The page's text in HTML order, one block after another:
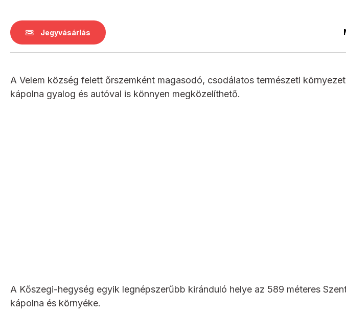
Jegyvásárlás
A Velem község felett őrszemként magasodó, csodálatos természeti
kápolna gyalog és autóval is könnyen megközelíthető.
A Kőszegi-hegység egyik legnépszerűbb kiránduló helye az 589 méteres
kápolna és környéke.